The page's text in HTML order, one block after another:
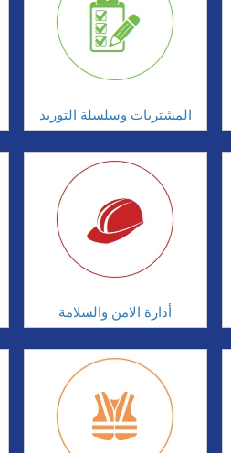
المشتريات وسلسلة التوريد
أدارة الامن والسلامة